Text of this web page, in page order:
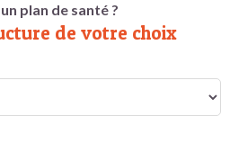
plan de santé ?
de votre choix